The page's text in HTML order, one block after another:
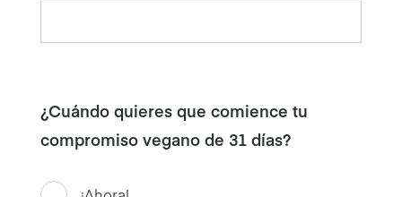
¿Cuándo quieres que comience tu
compromiso vegano de 31 días?